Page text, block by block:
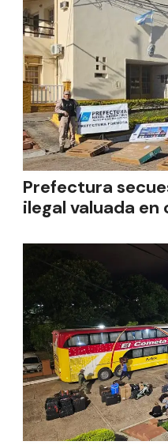
Prefectura
ilegal valuada en